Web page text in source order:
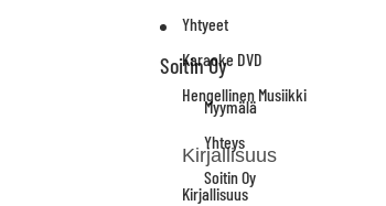
Yhtyeet
Karaoke DVD
Hengellinen Musiikki
Kirjallisuus
Kirjallisuus
Soitin Oy
Myymälä
Yhteys
Soitin Oy